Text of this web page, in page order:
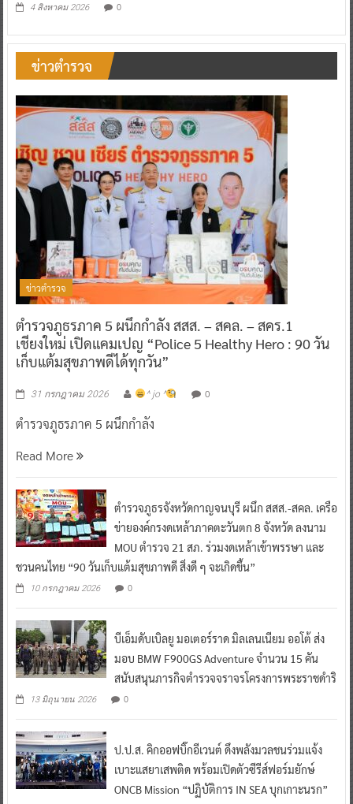
4 สิงหาคม 2026 0
ข่าวตำรวจ
ข่าวตำรวจ
ตำรวจภูธรภาค 5 ผนึกกำลัง สสส. – สคล. – สคร.1
เชียงใหม่ เปิดแคมเปญ “Police 5 Healthy Hero : 90 วัน
เก็บแต้มสุขภาพดีได้ทุกวัน”
31 กรกฎาคม 2026 ^ jo ^ 0
ตำรวจภูธรภาค 5 ผนึกกำลัง
Read More
ตำรวจภูธรจังหวัดกาญจนบุรี ผนึก สสส.-สคล. เครือ
ข่ายองค์กรงดเหล้าภาคตะวันตก 8 จังหวัด ลงนาม
MOU ตำรวจ 21 สภ. ร่วมงดเหล้าเข้าพรรษา และ
ชวนคนไทย “90 วันเก็บแต้มสุขภาพดี สิ่งดี ๆ จะเกิดขึ้น”
10 กรกฎาคม 2026 0
บีเอ็มดับเบิลยู มอเตอร์ราด มิลเลนเนียม ออโต้ ส่ง
มอบ BMW F900GS Adventure จำนวน 15 คัน
สนับสนุนภารกิจตำรวจจราจรโครงการพระราชดำริ
13 มิถุนายน 2026 0
ป.ป.ส. คิกออฟบิ๊กอีเวนต์ ดึงพลังมวลชนร่วมแจ้ง
เบาะแสยาเสพติด พร้อมเปิดตัวซีรีส์ฟอร์มยักษ์
ONCB Mission “ปฏิบัติการ IN SEA บุกเกาะนรก”